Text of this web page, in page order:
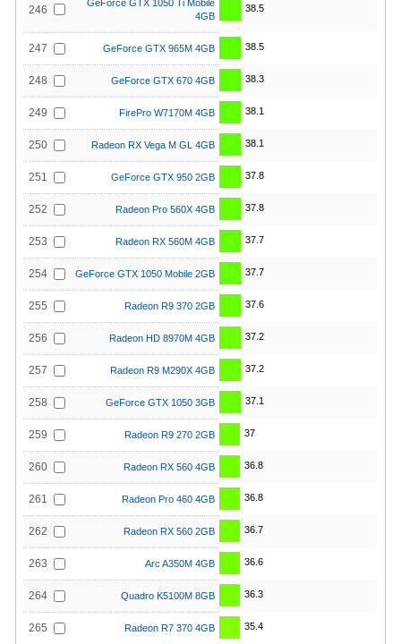
246
GeForce GTX 1050 Ti Mobile
4GB
38.5
247 GeForce GTX 965M 4GB 38.5
248 GeForce GTX 670 4GB 38.3
249 FirePro W7170M 4GB 38.1
250 Radeon RX Vega M GL 4GB 38.1
251 GeForce GTX 950 2GB 37.8
252 Radeon Pro 560X 4GB 37.8
253 Radeon RX 560M 4GB 37.7
254 GeForce GTX 1050 Mobile 2GB 37.7
255 Radeon R9 370 2GB 37.6
256 Radeon HD 8970M 4GB 37.2
257 Radeon R9 M290X 4GB 37.2
258 GeForce GTX 1050 3GB 37.1
259 Radeon R9 270 2GB 37
260 Radeon RX 560 4GB 36.8
261 Radeon Pro 460 4GB 36.8
262 Radeon RX 560 2GB 36.7
263 Arc A350M 4GB 36.6
264 Quadro K5100M 8GB 36.3
265 Radeon R7 370 4GB 35.4